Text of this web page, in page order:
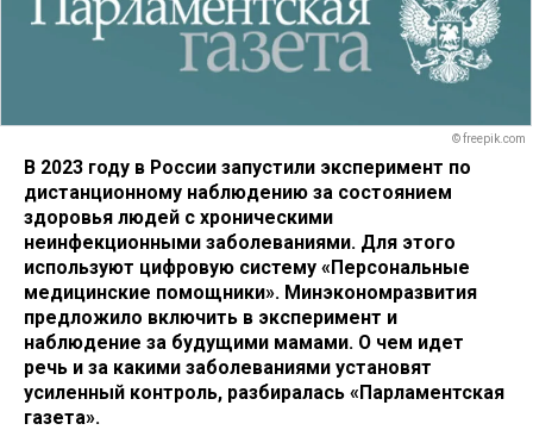
© freepik.com
В 2023 году в России запустили эксперимент по
дистанционному наблюдению за состоянием
здоровья людей с хроническими
неинфекционными заболеваниями. Для этого
используют цифровую систему «Персональные
медицинские помощники». Минэкономразвития
предложило включить в эксперимент и
наблюдение за будущими мамами. О чем идет
речь и за какими заболеваниями установят
усиленный контроль, разбиралась «Парламентская
газета».